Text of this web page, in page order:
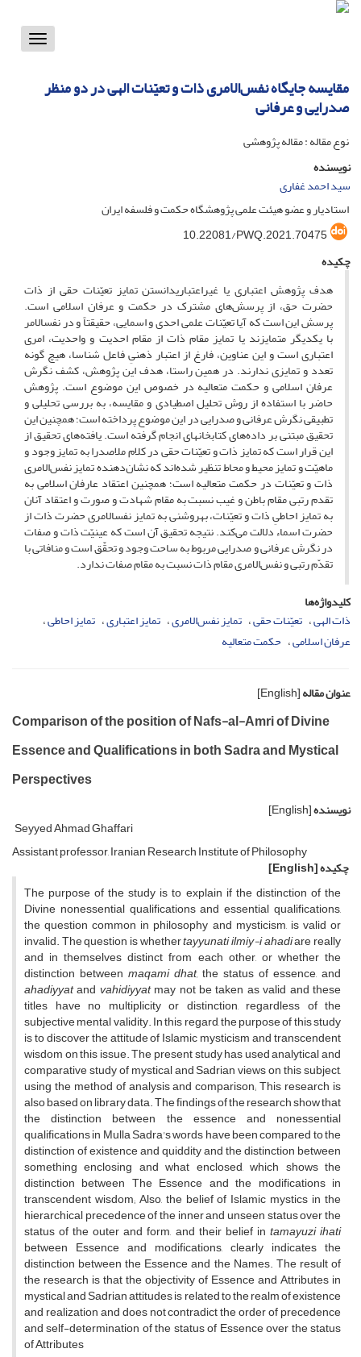
Toggle
مقایسه جایگاه نفس‌الامری ذات و تعیّنات الهی در دو منظر
صدرایی و عرفانی
نوع مقاله : مقاله پژوهشی
نویسنده
سید احمد غفاری
استادیار و عضو هیئت علمی پژوهشگاه حکمت و فلسفه ایران
10.22081/PWQ.2021.70475
چکیده
هدف پژوهش اعتباری یا غیراعتباری‎دانستن تمایز تعیّنات حقی از ذات
حضرت حق، از پرسش‌های مشترک در حکمت و عرفان اسلامی است.
پرسش این است که آیا تعیّنات علمی احدی و اسمایی، حقیقتاً و در نفس‎الامر
با یکدیگر متمایزند یا تمایز مقام ذات از مقام احدیت و واحدیت، امری
اعتباری است و این عناوین، فارغ از اعتبار ذهنیِ فاعل شناسا، هیچ گونه
تعدد و تمایزی ندارند. در همین راستا، هدف این پژوهش، کشف نگرش
عرفان اسلامی و حکمت متعالیه در خصوص این موضوع است. پژوهش
حاضر با استفاده از روش تحلیل اصطیادی و مقایسه، به بررسی تحلیلی و
تطبیقی نگرش عرفانی و صدرایی در این موضوع پرداخته است؛ همچنین این
تحقیق مبتنی بر داده‌های کتابخانه‏ای انجام گرفته است. یافته‌های تحقیق از
این قرار است که تمایز ذات و تعیّنات حقی در کلام ملاصدرا به تمایز وجود و
ماهیّت و تمایز محیط و محاط تنظیر شده‌اند که نشان‌دهنده تمایز نفس‌الامری
ذات و تعیّنات در حکمت متعالیه است؛ همچنین اعتقاد عارفان اسلامی به
تقدم رتبی مقام باطن و غیب نسبت به مقام شهادت و صورت و اعتقاد آنان
به تمایز احاطیِ ذات و تعیّنات، به‏روشنی به تمایز نفس‏الامری حضرت ذات از
حضرت اسماء دلالت می‌کند. نتیجه تحقیق آن است که عینیّت ذات و صفات
در نگرش عرفانی و صدرایی مربوط به ساحت وجود و تحقّق است و منافاتی با
تقدّم رتبی و نفس‌الامری مقام ذات نسبت به مقام صفات ندارد.
کلیدواژه‌ها
ذات الهی تعیّنات حقی تمایز نفس‌الامری تمایز اعتباری تمایز احاطی
عرفان اسلامی حکمت متعالیه
عنوان مقاله[English]
Comparison of the position of Nafs-al-Amri of Divine
Essence and Qualifications in both Sadra and Mystical
Perspectives
نویسنده[English]
Seyyed Ahmad Ghaffari
Assistant professor, Iranian Research Institute of Philosophy
چکیده[English]
The purpose of the study is to explain if the distinction of the
Divine nonessential qualifications and essential qualifications,
the question common in philosophy and mysticism, is valid or
invalid. The question is whethertayyunati ilmiy-i ahadiare really
and in themselves distinct from each other, or whether the
distinction between maqami dhat,the status of essence, and
ahadiyyatand vahidiyyatmay not be taken as valid and these
titles have no multiplicity or distinction, regardless of the
subjective mental validity. In this regard, the purpose of this study
is to discover the attitude of Islamic mysticism and transcendent
wisdom on this issue. The present study has used analytical and
comparative study of mystical and Sadrian views on this subject,
using the method of analysis and comparison; This research is
also based on library data. The findings of the research show that
the distinction between the essence and nonessential
qualifications in Mulla Sadra's words have been compared to the
distinction of existence and quiddity and the distinction between
something enclosing and what enclosed, which shows the
distinction between The Essence and the modifications in
transcendent wisdom; Also, the belief of Islamic mystics in the
hierarchical precedence of the inner and unseen status over the
status of the outer and form, and their belief in tamayuzi ihati
between Essence and modifications, clearly indicates the
distinction between the Essence and the Names. The result of
the research is that the objectivity of Essence and Attributes in
mystical and Sadrian attitudes is related to the realm of existence
and realization and does not contradict the order of precedence
and self-determination of the status of Essence over the status
of Attributes